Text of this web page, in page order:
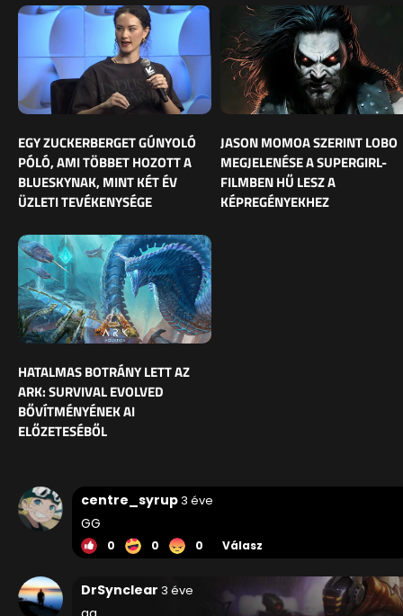
EGY ZUCKERBERGET GÚNYOLÓ
PÓLÓ, AMI TÖBBET HOZOTT A
BLUESKYNAK, MINT KÉT ÉV
ÜZLETI TEVÉKENYSÉGE
JASON MOMOA SZERINT LOBO
MEGJELENÉSE A SUPERGIRL-
FILMBEN HŰ LESZ A
KÉPREGÉNYEKHEZ
HATALMAS BOTRÁNY LETT AZ
ARK: SURVIVAL EVOLVED
BŐVÍTMÉNYÉNEK AI
ELŐZETESÉBŐL
centre_syrup3 éve
GG
0 0 0 Válasz
DrSynclear 3 éve